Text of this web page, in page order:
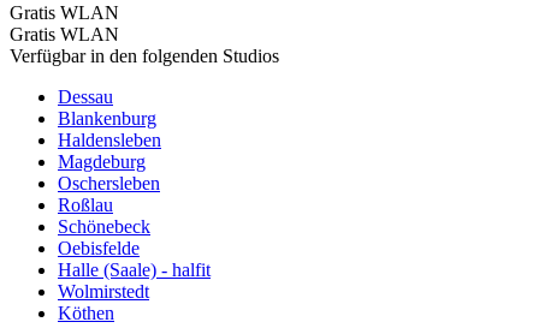
Gratis WLAN
Gratis WLAN
Verfügbar in den folgenden Studios
Dessau
Blankenburg
Haldensleben
Magdeburg
Oschersleben
Roßlau
Schönebeck
Oebisfelde
Halle (Saale) - halfit
Wolmirstedt
Köthen